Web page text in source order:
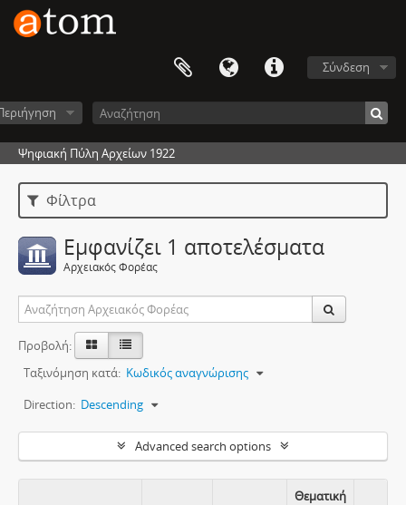
Σύνδεση
Ψηφιακή Πύλη Αρχείων 1922
Φίλτρα
Εμφανίζει 1 αποτελέσματα
Αρχειακός Φορέας
Προβολή:
Ταξινόμηση κατά: Κωδικός αναγνώρισης
Direction: Descending
Advanced search options
Θεματική